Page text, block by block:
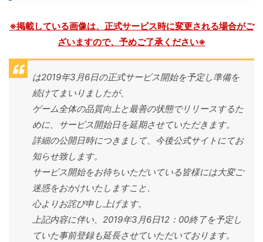
※掲載している画像は、正式サービス時に変更される場合がご
ざいますので、予めご了承ください※
は2019年3月6日の正式サービス開始を予定し準備を
続けてまいりましたが、
ゲーム全体の品質向上と最善の状態でリリースするた
めに、サービス開始日を延期させていただきます。
詳細の公開日時につきまして、今後公式サイトにてお
知らせ致します。
サービス開始をお待ちいただいている皆様には大変ご
迷惑をおかけいたしますこと、
心よりお詫び申し上げます。
上記内容に伴い、2019年3月6日12：00終了を予定し
ていた事前登録も延長させていただいております。